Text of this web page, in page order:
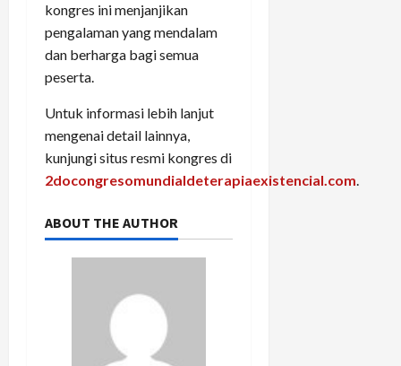
kongres ini menjanjikan
pengalaman yang mendalam
dan berharga bagi semua
peserta.
Untuk informasi lebih lanjut
mengenai detail lainnya,
kunjungi situs resmi kongres di
2docongresomundialdeterapiaexistencial.com.
ABOUT THE AUTHOR